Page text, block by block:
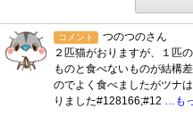
コメント
つのつのさん
２匹猫がおりますが、１匹
ものと食べないものが結構
のでよく食べましたがツナ
りました#128166;#12 …も